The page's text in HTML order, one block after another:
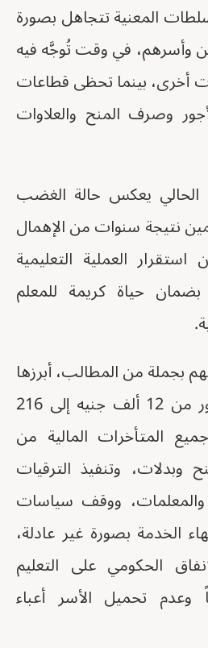
المعنية تتجاهل بصورة
وأسرهم، في وقت تُوجَّه فيه
أخرى، بينما تحظى قطاعات
وصرف المنح والعلاوات
يعكس حالة الغضب
نتيجة سنوات من الإهمال
العملية التعليمية
بضمان حياة كريمة للمعلم
بجملة من المطالب، أبرزها
رفع الحد الأدنى للأجور من 12 ألف جنيه إلى 216
المتأخرات المالية من
وبدلات، وتنفيذ الترقيات
والمعلمات، ووقف سياسات
الخدمة بصورة غير عادلة،
الحكومي على التعليم
وعدم تحميل الأسر أعباء